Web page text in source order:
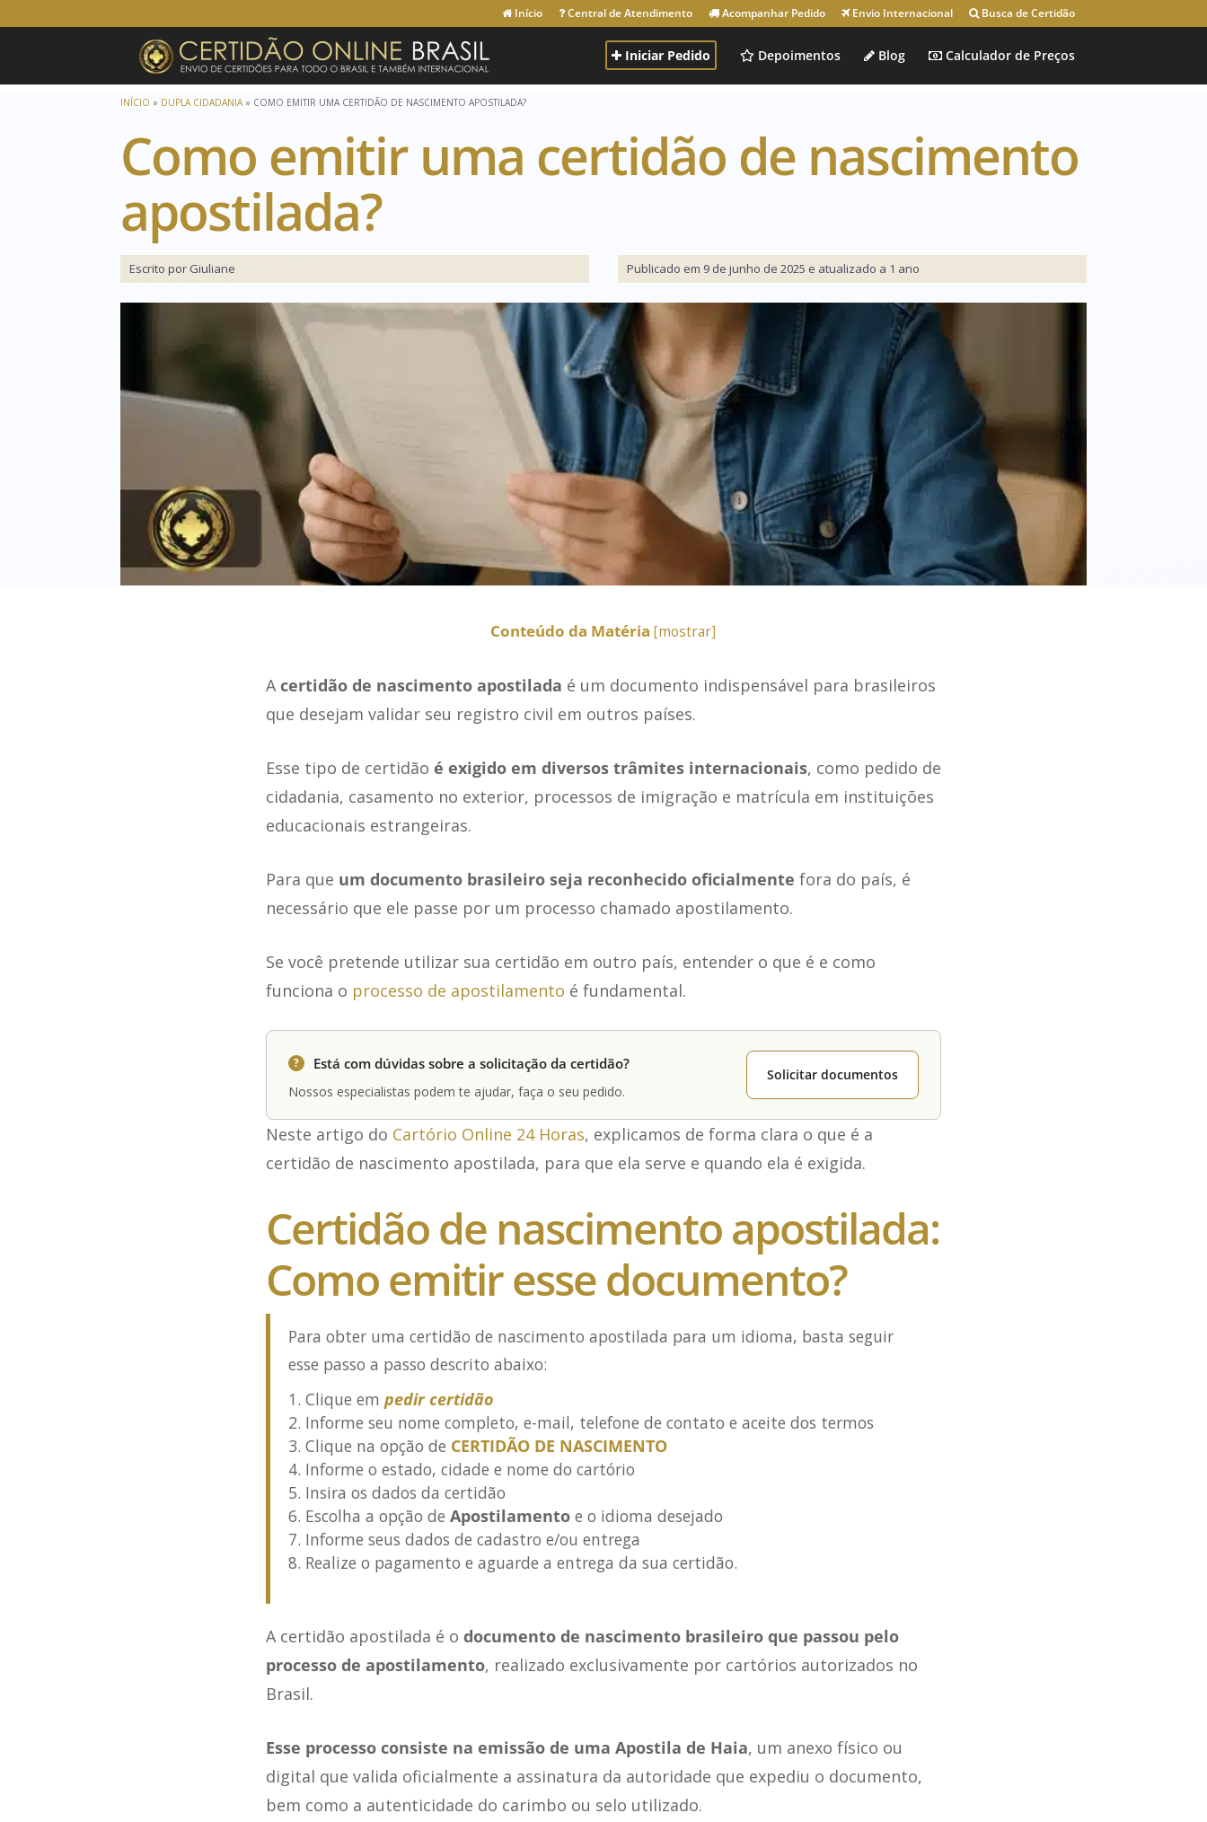
Início Central de Atendimento Acompanhar Pedido Envio Internacional Busca de Certidão
Iniciar Pedido Depoimentos Blog Calculador de Preços
INÍCIO » DUPLA CIDADANIA» COMO EMITIR UMA CERTIDÃO DE NASCIMENTO APOSTILADA?
Como emitir uma certidão de nascimento
apostilada?
Escrito por Giuliane Publicado em 9 de junho de 2025 e atualizado a 1 ano
Conteúdo da Matéria [mostrar]
A certidão de nascimento apostilada é um documento indispensável para brasileiros
que desejam validar seu registro civil em outros países.
Esse tipo de certidão é exigido em diversos trâmites internacionais, como pedido de
cidadania, casamento no exterior, processos de imigração e matrícula em instituições
educacionais estrangeiras.
Para que um documento brasileiro seja reconhecido oficialmente fora do país, é
necessário que ele passe por um processo chamado apostilamento.
Se você pretende utilizar sua certidão em outro país, entender o que é e como
funciona o processo de apostilamento é fundamental.
? Está com dúvidas sobre a solicitação da certidão?
Nossos especialistas podem te ajudar, faça o seu pedido.
Solicitar documentos
Neste artigo do Cartório Online 24 Horas, explicamos de forma clara o que é a
certidão de nascimento apostilada, para que ela serve e quando ela é exigida.
Certidão de nascimento apostilada:
Como emitir esse documento?
Para obter uma certidão de nascimento apostilada para um idioma, basta seguir
esse passo a passo descrito abaixo:
Clique em pedir certidão
Informe seu nome completo, e-mail, telefone de contato e aceite dos termos
Clique na opção de CERTIDÃO DE NASCIMENTO
Informe o estado, cidade e nome do cartório
Insira os dados da certidão
Escolha a opção de Apostilamentoe o idioma desejado
Informe seus dados de cadastro e/ou entrega
Realize o pagamento e aguarde a entrega da sua certidão.
A certidão apostilada é o documento de nascimento brasileiro que passou pelo
processo de apostilamento, realizado exclusivamente por cartórios autorizados no
Brasil.
Esse processo consiste na emissão de uma Apostila de Haia, um anexo físico ou
digital que valida oficialmente a assinatura da autoridade que expediu o documento,
bem como a autenticidade do carimbo ou selo utilizado.